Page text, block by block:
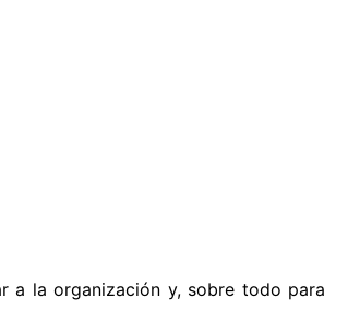
a la organización y, sobre todo para